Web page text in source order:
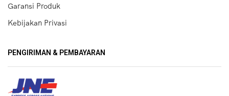
Garansi Produk
Kebijakan Privasi
PENGIRIMAN & PEMBAYARAN